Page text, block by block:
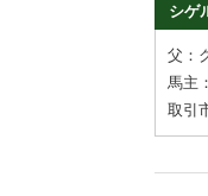
シゲ
父：
馬主
取引